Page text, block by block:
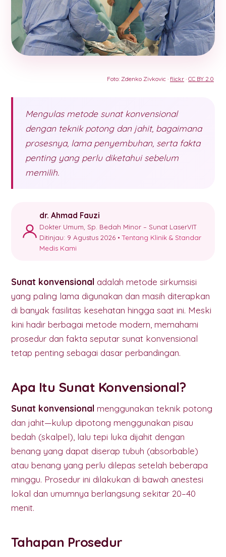
Foto: Zdenko Zivkovic · flickr · CC BY 2.0
Mengulas metode sunat konvensional
dengan teknik potong dan jahit, bagaimana
prosesnya, lama penyembuhan, serta fakta
penting yang perlu diketahui sebelum
memilih.
dr. Ahmad Fauzi
Dokter Umum, Sp. Bedah Minor – Sunat LaserVIT
Ditinjau: 9 Agustus 2026 •Tentang Klinik & Standar
Medis Kami
Sunat konvensional adalah metode sirkumsisi
yang paling lama digunakan dan masih diterapkan
di banyak fasilitas kesehatan hingga saat ini. Meski
kini hadir berbagai metode modern, memahami
prosedur dan fakta seputar sunat konvensional
tetap penting sebagai dasar perbandingan.
Apa Itu Sunat Konvensional?
Sunat konvensional menggunakan teknik potong
dan jahit—kulup dipotong menggunakan pisau
bedah (skalpel), lalu tepi luka dijahit dengan
benang yang dapat diserap tubuh (absorbable)
atau benang yang perlu dilepas setelah beberapa
minggu. Prosedur ini dilakukan di bawah anestesi
lokal dan umumnya berlangsung sekitar 20–40
menit.
Tahapan Prosedur